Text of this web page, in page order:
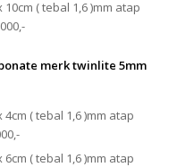
( tebal 1,6 )mm atap
merk twinlite 5mm
( tebal 1,6 )mm atap
( tebal 1,6 )mm atap